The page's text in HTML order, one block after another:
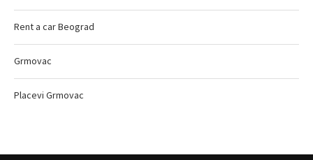
Rent a car Beograd
Grmovac
Placevi Grmovac